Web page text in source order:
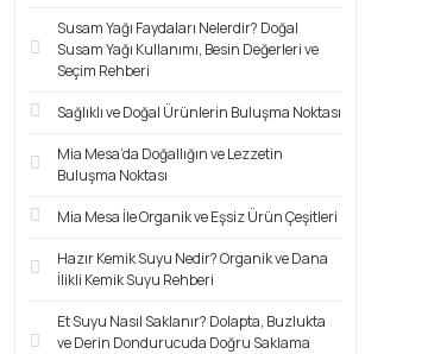
Susam Yağı Faydaları Nelerdir? Doğal
Susam Yağı Kullanımı, Besin Değerleri ve
Seçim Rehberi
Sağlıklı ve Doğal Ürünlerin Buluşma Noktası
Mia Mesa’da Doğallığın ve Lezzetin
Buluşma Noktası
Mia Mesa İle Organik ve Eşsiz Ürün Çeşitleri
Hazır Kemik Suyu Nedir? Organik ve Dana
İlikli Kemik Suyu Rehberi
Et Suyu Nasıl Saklanır? Dolapta, Buzlukta
ve Derin Dondurucuda Doğru Saklama